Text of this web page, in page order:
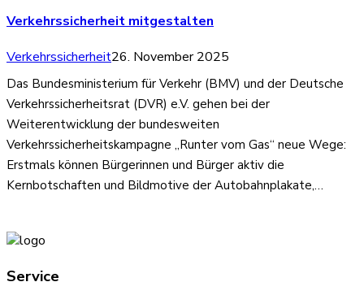
Verkehrssicherheit mitgestalten
Verkehrssicherheit26. November 2025
Das Bundesministerium für Verkehr (BMV) und der Deutsche
Verkehrssicherheitsrat (DVR) e.V. gehen bei der
Weiterentwicklung der bundesweiten
Verkehrssicherheitskampagne „Runter vom Gas“ neue Wege:
Erstmals können Bürgerinnen und Bürger aktiv die
Kernbotschaften und Bildmotive der Autobahnplakate,…
Service